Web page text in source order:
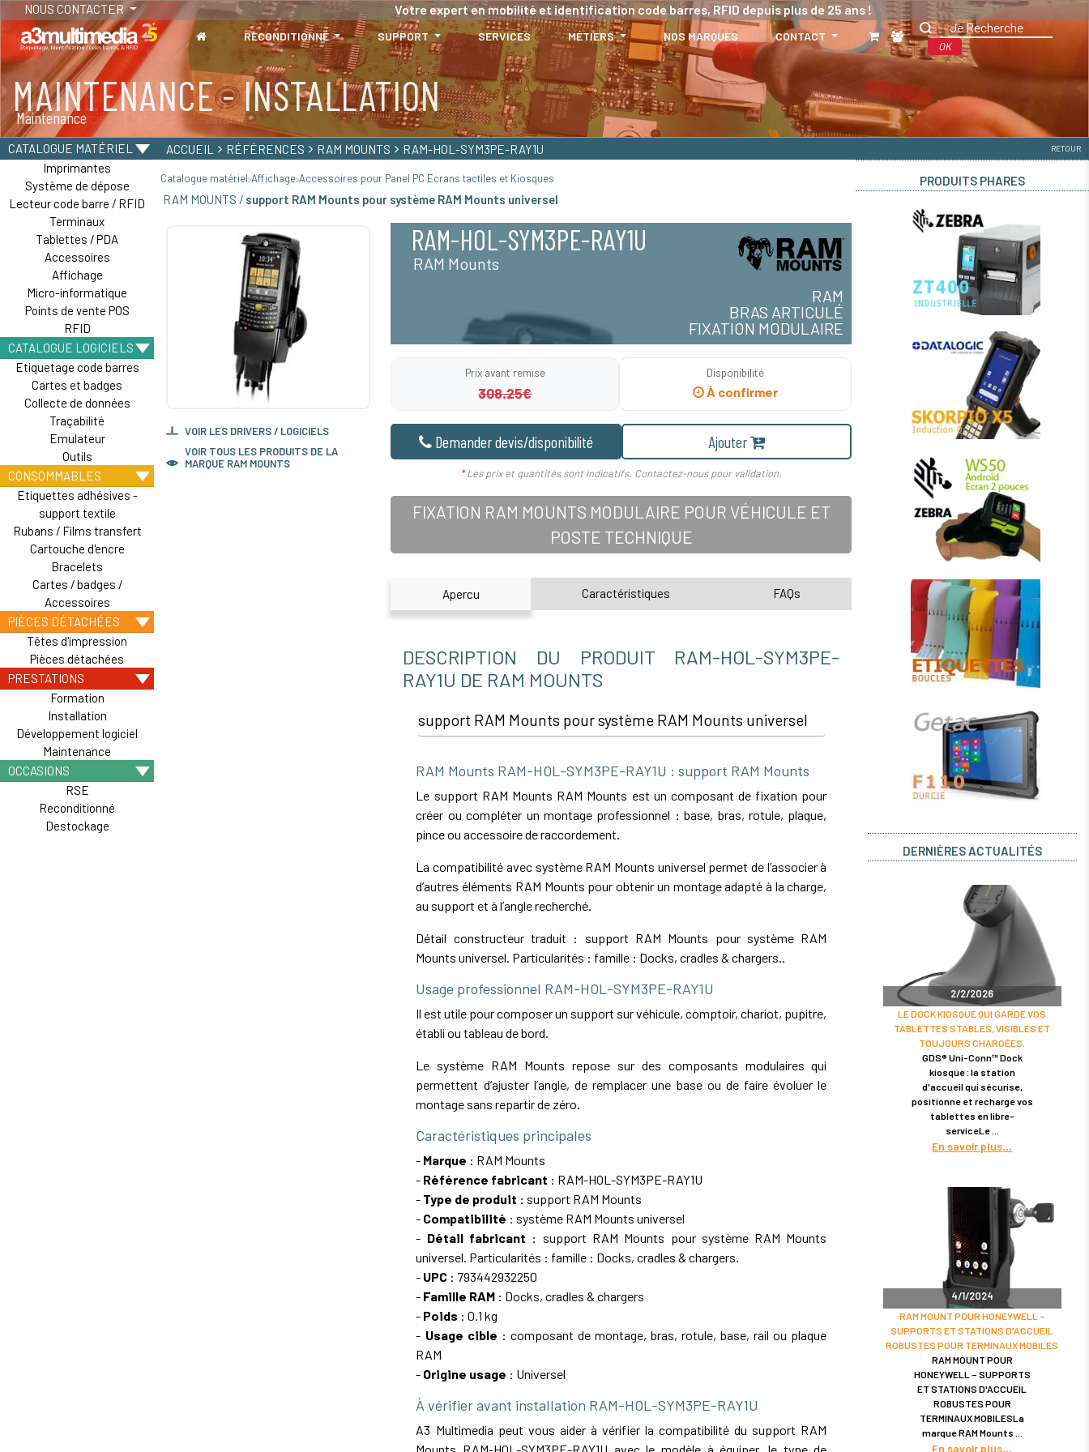
NOUS CONTACTER Votre expert en mobilité et identification code barres, RFID depuis plus de 25 ans !
RECONDITIONNÉ SUPPORT SERVICES MÉTIERS NOS MARQUES CONTACT
OK
MAINTENANCE - INSTALLATION
Maintenance
TABLETTES
Tablettes durcies - Étanches - Résistantes
CATALOGUE MATÉRIEL
Imprimantes
Système de dépose
Lecteur code barre / RFID
Terminaux
Tablettes / PDA
Accessoires
Affichage
Micro-informatique
Points de vente POS
RFID
CATALOGUE LOGICIELS
Etiquetage code barres
Cartes et badges
Collecte de données
Traçabilité
Emulateur
Outils
CONSOMMABLES
Etiquettes adhésives -
support textile
Rubans / Films transfert
Cartouche d'encre
Bracelets
Cartes / badges /
Accessoires
PIÈCES DÉTACHÉES
Têtes d'impression
Pièces détachées
PRESTATIONS
Formation
Installation
Développement logiciel
Maintenance
OCCASIONS
RSE
Reconditionné
Destockage
ACCUEIL RÉFÉRENCES RAM MOUNTS RAM-HOL-SYM3PE-RAY1U RETOUR
Catalogue matériel Affichage Accessoires pour Panel PC Ecrans tactiles et Kiosques
RAM MOUNTS / support RAM Mounts pour système RAM Mounts universel
VOIR LES DRIVERS / LOGICIELS
VOIR TOUS LES PRODUITS DE LA
MARQUE RAM MOUNTS
RAM-HOL-SYM3PE-RAY1U
RAM Mounts
RAM
BRAS ARTICULÉ
FIXATION MODULAIRE
Prix avant remise
308.25€
Disponibilité
À confirmer
Demander devis/disponibilité Ajouter
*Les prix et quantités sont indicatifs. Contactez-nous pour validation.
FIXATION RAM MOUNTS MODULAIRE POUR VÉHICULE ET
POSTE TECHNIQUE
Apercu Caractéristiques FAQs
DESCRIPTION DU PRODUIT RAM-HOL-SYM3PE-
RAY1U DE RAM MOUNTS
support RAM Mounts pour système RAM Mounts universel
RAM Mounts RAM-HOL-SYM3PE-RAY1U : support RAM Mounts
Le support RAM Mounts RAM Mounts est un composant de fixation pour
créer ou compléter un montage professionnel : base, bras, rotule, plaque,
pince ou accessoire de raccordement.
La compatibilité avec système RAM Mounts universel permet de l’associer à
d’autres éléments RAM Mounts pour obtenir un montage adapté à la charge,
au support et à l’angle recherché.
Détail constructeur traduit : support RAM Mounts pour système RAM
Mounts universel. Particularités : famille : Docks, cradles & chargers..
Usage professionnel RAM-HOL-SYM3PE-RAY1U
Il est utile pour composer un support sur véhicule, comptoir, chariot, pupitre,
établi ou tableau de bord.
Le système RAM Mounts repose sur des composants modulaires qui
permettent d’ajuster l’angle, de remplacer une base ou de faire évoluer le
montage sans repartir de zéro.
Caractéristiques principales
- Marque : RAM Mounts
- Référence fabricant : RAM-HOL-SYM3PE-RAY1U
- Type de produit : support RAM Mounts
- Compatibilité : système RAM Mounts universel
- Détail fabricant : support RAM Mounts pour système RAM Mounts
universel. Particularités : famille : Docks, cradles & chargers.
- UPC : 793442932250
- Famille RAM : Docks, cradles & chargers
- Poids : 0.1 kg
- Usage cible : composant de montage, bras, rotule, base, rail ou plaque
RAM
- Origine usage : Universel
À vérifier avant installation RAM-HOL-SYM3PE-RAY1U
A3 Multimedia peut vous aider à vérifier la compatibilité du support RAM
PRODUITS PHARES
DERNIÈRES ACTUALITÉS
2/2/2026
LE DOCK KIOSQUE QUI GARDE VOS
TABLETTES STABLES, VISIBLES ET
TOUJOURS CHARGÉES.
GDS® Uni-Conn™ Dock
kiosque : la station
d'accueil qui sécurise,
positionne et recharge vos
tablettes en libre-
serviceLe
En savoir plus
4/1/2024
RAM MOUNT POUR HONEYWELL –
SUPPORTS ET STATIONS D'ACCUEIL
ROBUSTES POUR TERMINAUX MOBILES
RAM MOUNT POUR
HONEYWELL – SUPPORTS
ET STATIONS D'ACCUEIL
ROBUSTES POUR
TERMINAUX MOBILESLa
marque RAM Mounts
En savoir plus